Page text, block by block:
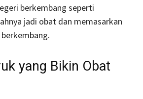
berkembang seperti
jadi obat dan memasarkan
yang Bikin Obat